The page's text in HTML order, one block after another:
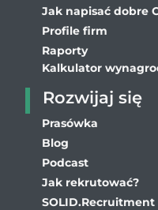
Jak napisać dobre
Profile firm
Raporty
Kalkulator
Rozwijaj się
Prasówka
Blog
Podcast
Jak rekrutować?
SOLID.Recruitment